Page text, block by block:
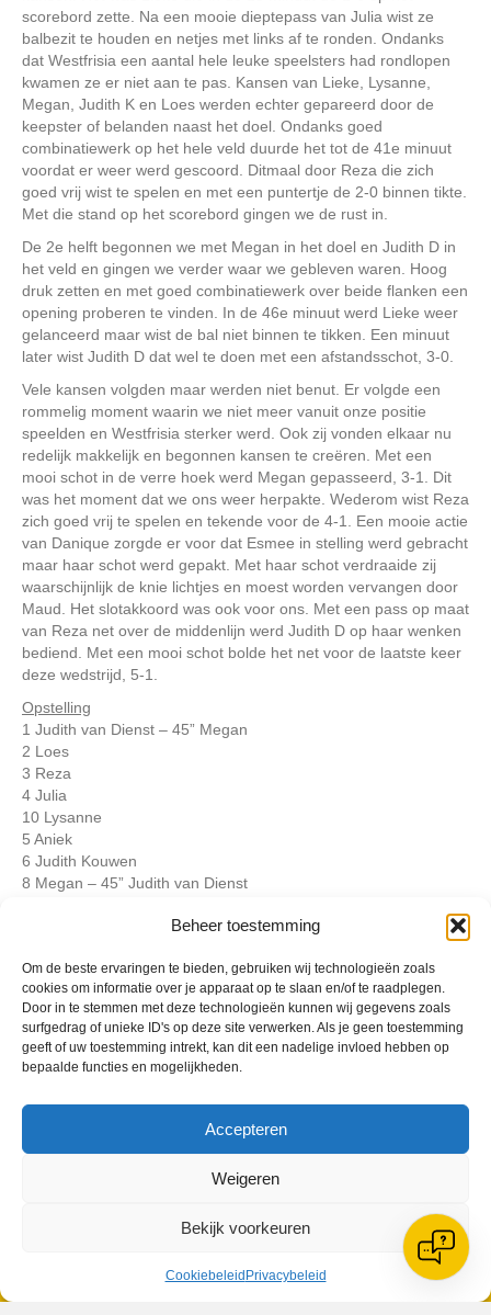
Beheer toestemming
Om de beste ervaringen te bieden, gebruiken wij technologieën zoals
cookies om informatie over je apparaat op te slaan en/of te raadplegen.
Door in te stemmen met deze technologieën kunnen wij gegevens zoals
surfgedrag of unieke ID's op deze site verwerken. Als je geen toestemming
geeft of uw toestemming intrekt, kan dit een nadelige invloed hebben op
bepaalde functies en mogelijkheden.
Accepteren
Weigeren
Bekijk voorkeuren
Cookiebeleid Privacybeleid
scorebord zette. Na een mooie dieptepass van Julia wist ze
balbezit te houden en netjes met links af te ronden. Ondanks
dat Westfrisia een aantal hele leuke speelsters had rondlopen
kwamen ze er niet aan te pas. Kansen van Lieke, Lysanne,
Megan, Judith K en Loes werden echter gepareerd door de
keepster of belanden naast het doel. Ondanks goed
combinatiewerk op het hele veld duurde het tot de 41e minuut
voordat er weer werd gescoord. Ditmaal door Reza die zich
goed vrij wist te spelen en met een puntertje de 2-0 binnen tikte.
Met die stand op het scorebord gingen we de rust in.
De 2e helft begonnen we met Megan in het doel en Judith D in
het veld en gingen we verder waar we gebleven waren. Hoog
druk zetten en met goed combinatiewerk over beide flanken een
opening proberen te vinden. In de 46e minuut werd Lieke weer
gelanceerd maar wist de bal niet binnen te tikken. Een minuut
later wist Judith D dat wel te doen met een afstandsschot, 3-0.
Vele kansen volgden maar werden niet benut. Er volgde een
rommelig moment waarin we niet meer vanuit onze positie
speelden en Westfrisia sterker werd. Ook zij vonden elkaar nu
redelijk makkelijk en begonnen kansen te creëren. Met een
mooi schot in de verre hoek werd Megan gepasseerd, 3-1. Dit
was het moment dat we ons weer herpakte. Wederom wist Reza
zich goed vrij te spelen en tekende voor de 4-1. Een mooie actie
van Danique zorgde er voor dat Esmee in stelling werd gebracht
maar haar schot werd gepakt. Met haar schot verdraaide zij
waarschijnlijk de knie lichtjes en moest worden vervangen door
Maud. Het slotakkoord was ook voor ons. Met een pass op maat
van Reza net over de middenlijn werd Judith D op haar wenken
bediend. Met een mooi schot bolde het net voor de laatste keer
deze wedstrijd, 5-1.
Opstelling
1 Judith van Dienst – 45” Megan
2 Loes
3 Reza
4 Julia
10 Lysanne
5 Aniek
6 Judith Kouwen
8 Megan – 45” Judith van Dienst
Geplaatst inBerichten seizoen 2020-2021
De Wending, Lotte Beesedijk 1